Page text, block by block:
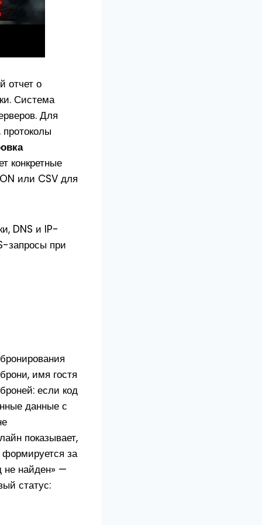
отчет о
Система
Для
конкретные
или CSV для
DNS и IP-
запросы при
имя гостя
если код
данные с
показывает,
формируется за
не найден» —
статус: